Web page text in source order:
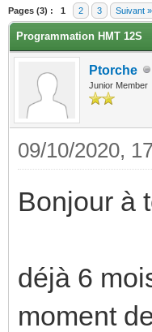
Pages (3) : 1 2 3 Suivant »
Programmation HMT 12S
Ptorche
Junior Member
09/10/2020,
Bonjour à
déjà 6
moment